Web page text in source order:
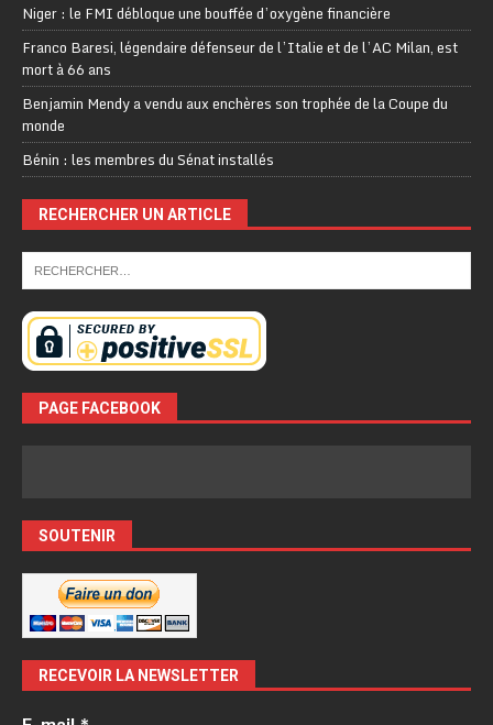
Niger : le FMI débloque une bouffée d’oxygène financière
Franco Baresi, légendaire défenseur de l’Italie et de l’AC Milan, est
mort à 66 ans
Benjamin Mendy a vendu aux enchères son trophée de la Coupe du
monde
Bénin : les membres du Sénat installés
RECHERCHER UN ARTICLE
PAGE FACEBOOK
SOUTENIR
RECEVOIR LA NEWSLETTER